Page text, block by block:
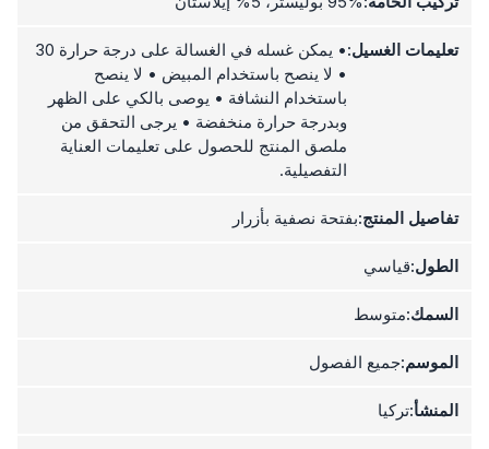
تعليمات الغسيل:
• يمكن غسله في الغسالة على درجة حرارة 30
• لا ينصح باستخدام المبيض • لا ينصح
باستخدام النشافة • يوصى بالكي على الظهر
وبدرجة حرارة منخفضة • يرجى التحقق من
ملصق المنتج للحصول على تعليمات العناية
التفصيلية.
تفاصيل المنتج:بفتحة نصفية بأزرار
الطول:قياسي
السمك:متوسط
الموسم:جميع الفصول
المنشأ:تركيا